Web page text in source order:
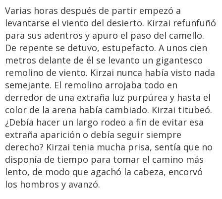
Varias horas después de partir empezó a
levantarse el viento del desierto. Kirzai refunfuñó
para sus adentros y apuro el paso del camello.
De repente se detuvo, estupefacto. A unos cien
metros delante de él se levanto un gigantesco
remolino de viento. Kirzai nunca había visto nada
semejante. El remolino arrojaba todo en
derredor de una extraña luz purpúrea y hasta el
color de la arena había cambiado. Kirzai titubeó.
¿Debía hacer un largo rodeo a fin de evitar esa
extraña aparición o debía seguir siempre
derecho? Kirzai tenia mucha prisa, sentía que no
disponía de tiempo para tomar el camino más
lento, de modo que agachó la cabeza, encorvó
los hombros y avanzó.